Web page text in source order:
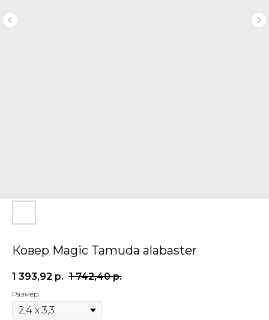
Ковер Magic Tamuda alabaster
1 393,92 р. 1 742,40 р.
Размер